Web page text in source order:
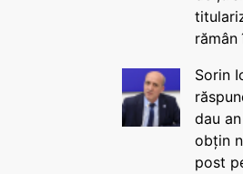
rămân
Sorin
dau
obțin
post